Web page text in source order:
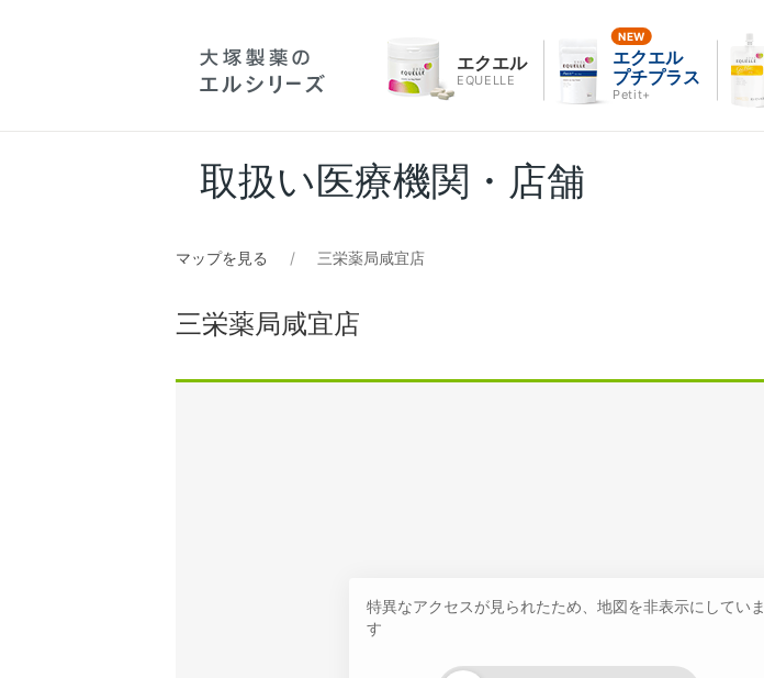
エクエル
EQUELLE
エクエル
プチプラス
Petit+
取扱い医療機関・店舗
マップを見る 三栄薬局咸宜店
三栄薬局咸宜店
特異なアクセスが見られたため、地図を非表示にしていま
す